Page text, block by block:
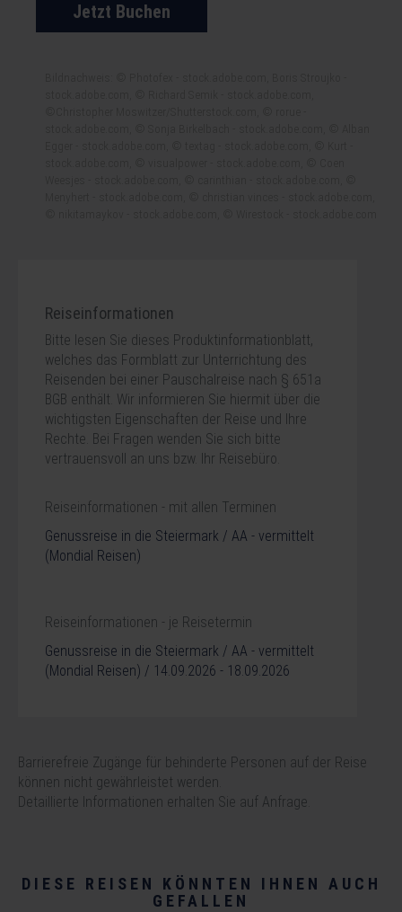
Jetzt Buchen
Reiseinformationen
Bitte lesen Sie dieses Produktinformationblatt,
welches das Formblatt zur Unterrichtung des
Reisenden bei einer Pauschalreise nach § 651a
BGB enthält. Wir informieren Sie hiermit über die
wichtigsten Eigenschaften der Reise und Ihre
Rechte. Bei Fragen wenden Sie sich bitte
vertrauensvoll an uns bzw. Ihr Reisebüro.
Reiseinformationen - mit allen Terminen
Genussreise in die Steiermark / AA - vermittelt
(Mondial Reisen)
Reiseinformationen - je Reisetermin
Genussreise in die Steiermark / AA - vermittelt
(Mondial Reisen) / 14.09.2026 - 18.09.2026
Barrierefreie Zugänge für behinderte Personen auf der Reise
können nicht gewährleistet werden.
Detaillierte Informationen erhalten Sie auf Anfrage.
DIESE REISEN KÖNNTEN IHNEN AUCH
GEFALLEN